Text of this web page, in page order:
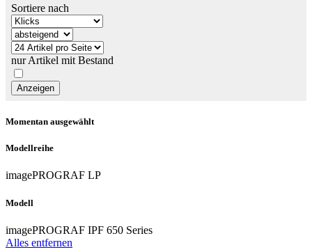
Sortiere nach
nur Artikel mit Bestand
Momentan ausgewählt
Modellreihe
imagePROGRAF LP
Modell
imagePROGRAF IPF 650 Series
Alles entfernen